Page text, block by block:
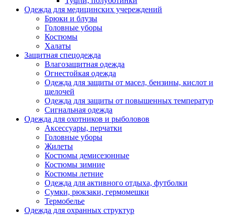
Одежда для медицинских учереждений
Брюки и блузы
Головные уборы
Костюмы
Халаты
Защитная спецодежда
Влагозащитная одежда
Огнестойкая одежда
Одежда для защиты от масел, бензины, кислот и
щелочей
Одежда для защиты от повышенных температур
Сигнальная одежда
Одежда для охотников и рыболовов
Аксессуары, перчатки
Головные уборы
Жилеты
Костюмы демисезонные
Костюмы зимние
Костюмы летние
Одежда для активного отдыха, футболки
Сумки, рюкзаки, гермомешки
Термобелье
Одежда для охранных структур